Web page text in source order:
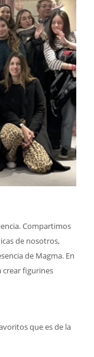
Compartimos
de nosotros,
de Magma. En
crear figurines
que es de la